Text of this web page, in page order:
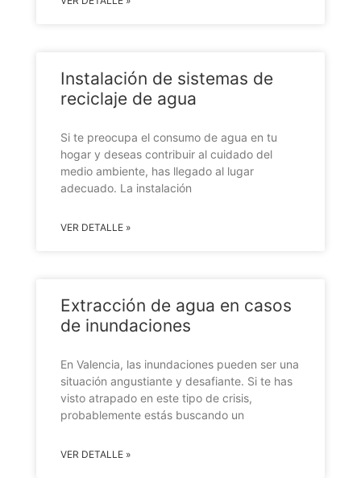
Instalación de sistemas de
reciclaje de agua
Si te preocupa el consumo de agua en tu
hogar y deseas contribuir al cuidado del
medio ambiente, has llegado al lugar
adecuado. La instalación
VER DETALLE »
Extracción de agua en casos
de inundaciones
En Valencia, las inundaciones pueden ser una
situación angustiante y desafiante. Si te has
visto atrapado en este tipo de crisis,
probablemente estás buscando un
VER DETALLE »